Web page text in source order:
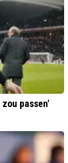
passen'